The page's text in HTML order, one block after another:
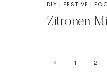
DIY | FESTIVE |
Zitronen
Vorherige1 2